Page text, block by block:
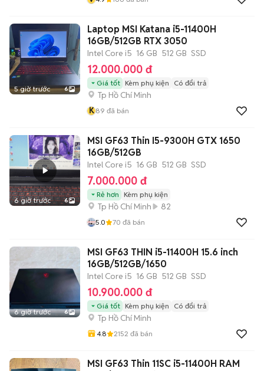
5 giờ trước 6
Laptop MSI Katana i5-11400H
16GB/512GB RTX 3050
Intel Core i5 16 GB 512 GB SSD
12.000.000 đ
Giá tốt Kèm phụ kiện Có đổi trả
Tp Hồ Chí Minh
K89 đã bán
6 giờ trước 6
MSI GF63 Thin I5-9300H GTX 1650
16GB/512GB
Intel Core i5 16 GB 512 GB SSD
7.000.000 đ
Rẻ hơn Kèm phụ kiện
Tp Hồ Chí Minh 82
5.0 70 đã bán
6 giờ trước 6
MSI GF63 THIN i5-11400H 15.6 inch
16GB/512GB/1650
Intel Core i5 16 GB 512 GB SSD
10.900.000 đ
Giá tốt Kèm phụ kiện Có đổi trả
Tp Hồ Chí Minh
4.8 2152 đã bán
MSI GF63 Thin 11SC i5-11400H RAM